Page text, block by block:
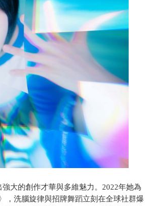
大的創作才華與多維魅力。2022年她為
，洗腦旋律與招牌舞蹈立刻在全球社群爆